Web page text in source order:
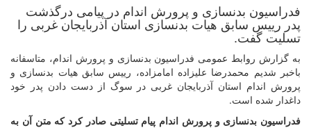
فدراسیون بدنسازی و پرورش اندام در پیامی درگذشت
پدر رییس سابق هیات بدنسازی استان آذربایجان غربی را
تسلیت گفت.
به گزارش روابط عمومی فدراسیون بدنسازی و پرورش اندام، متاسفانه
باخبر شدیم محمدرضا علیزاده امامزاده، رییس سابق هیات بدنسازی و
پرورش اندام استان آذربایجان غربی در سوگ از دست دادن پدر خود
داغدار شده است.
فدراسیون بدنسازی و پرورش اندام پیام تسلیتی صادر کرد که متن آن به